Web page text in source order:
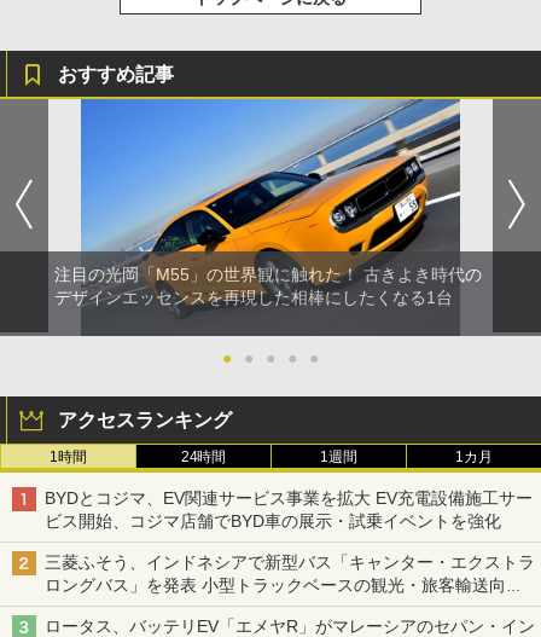
おすすめ記事
注目の光岡「M55」の世界観に触れた！ 古きよき時代の
デザインエッセンスを再現した相棒にしたくなる1台
● ● ● ● ●
アクセスランキング
1時間 24時間 1週間 1カ月
BYDとコジマ、EV関連サービス事業を拡大 EV充電設備施工サー
ビス開始、コジマ店舗でBYD車の展示・試乗イベントを強化
三菱ふそう、インドネシアで新型バス「キャンター・エクストラ
ロングバス」を発表 小型トラックベースの観光・旅客輸送向け
バス
ロータス、バッテリEV「エメヤR」がマレーシアのセパン・イン